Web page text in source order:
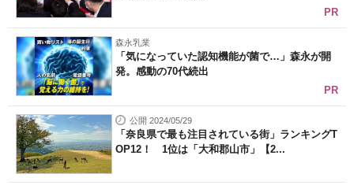
PR
森永乳業
「気になっていた認知機能が菌で…」森永が開
発。感動の70代続出
PR
公開 2024/05/29
「奈良県で最も注目されている街」ランキングT
OP12！ 1位は「大和郡山市」【2...